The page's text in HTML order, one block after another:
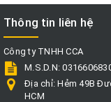
Thông tin liên hệ
Công ty TNHH CCA
M.S.D.N:
Địa chỉ:Hẻm 49B
HCM